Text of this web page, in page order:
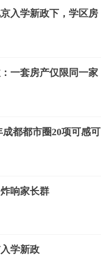
入学新政下，学区房
一套房产仅限同一家
都都市圈20项可感可
响家长群
学新政